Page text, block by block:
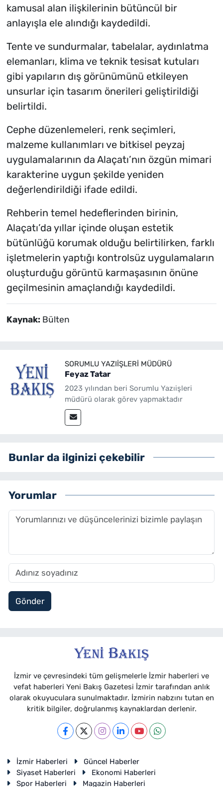
kamusal alan ilişkilerinin bütüncül bir
anlayışla ele alındığı kaydedildi.
Tente ve sundurmalar, tabelalar, aydınlatma
elemanları, klima ve teknik tesisat kutuları
gibi yapıların dış görünümünü etkileyen
unsurlar için tasarım önerileri geliştirildiği
belirtildi.
Cephe düzenlemeleri, renk seçimleri,
malzeme kullanımları ve bitkisel peyzaj
uygulamalarının da Alaçatı’nın özgün mimari
karakterine uygun şekilde yeniden
değerlendirildiği ifade edildi.
Rehberin temel hedeflerinden birinin,
Alaçatı’da yıllar içinde oluşan estetik
bütünlüğü korumak olduğu belirtilirken, farklı
işletmelerin yaptığı kontrolsüz uygulamaların
oluşturduğu görüntü karmaşasının önüne
geçilmesinin amaçlandığı kaydedildi.
Kaynak: Bülten
SORUMLU YAZIIŞLERI MÜDÜRÜ
Feyaz Tatar
2023 yılından beri Sorumlu Yazıişleri
müdürü olarak görev yapmaktadır
Bunlar da ilginizi çekebilir
Yorumlar
Gönder
İzmir ve çevresindeki tüm gelişmelerle İzmir haberleri ve
vefat haberleri Yeni Bakış Gazetesi İzmir tarafından anlık
olarak okuyuculara sunulmaktadır. İzmirin nabzını tutan en
kritik bilgiler, doğrulanmış kaynaklardan derlenir.
İzmir Haberleri
Güncel Haberler
Siyaset Haberleri
Ekonomi Haberleri
Spor Haberleri
Magazin Haberleri